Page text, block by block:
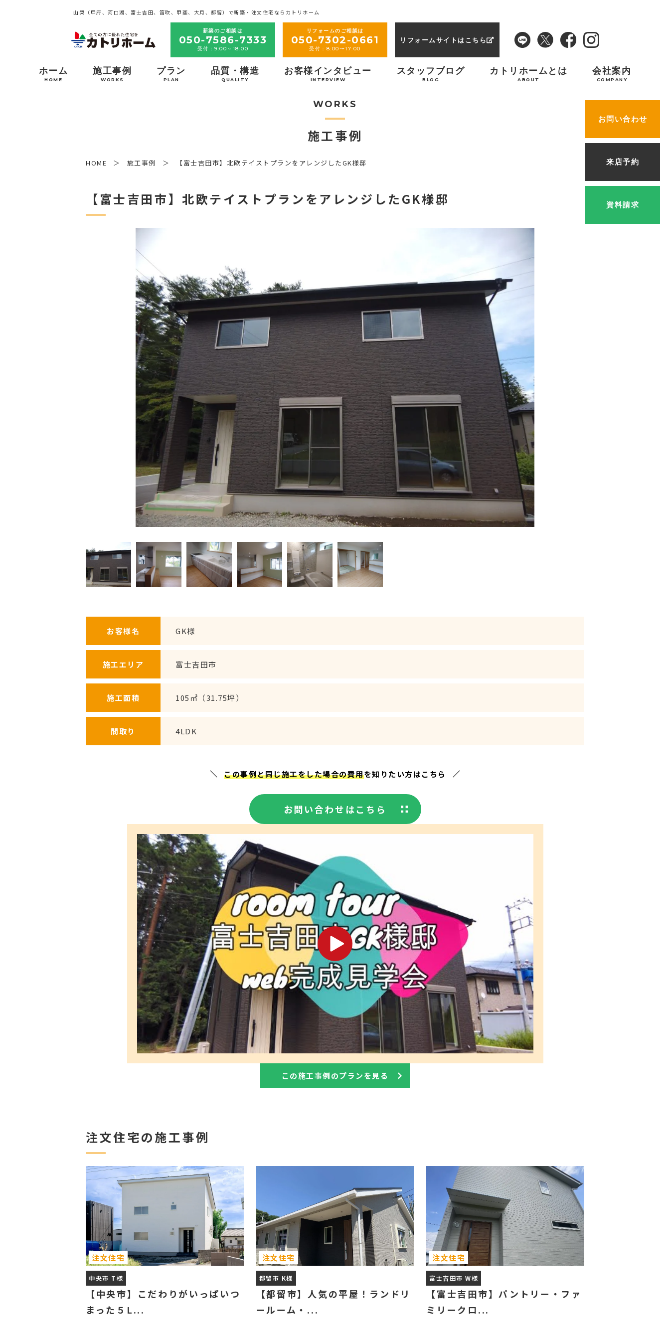
山梨（甲府、河口湖、富士吉田、笛吹、甲斐、大月、都留）で新築・注文住宅ならカトリホーム
新築のご相談は
050-7586-7333
受付：9:00～18:00
リフォームのご相談は
050-7302-0661
受付：8:00〜17:00
リフォームサイトはこちら
ホーム
HOME
施工事例
WORKS
プラン
PLAN
品質・構造
QUALITY
お客様インタビュー
INTERVIEW
スタッフブログ
BLOG
カトリホームとは
ABOUT
会社案内
COMPANY
お問い合わせ
来店予約
資料請求
WORKS
施工事例
HOME 施工事例 【富士吉田市】北欧テイストプランをアレンジしたGK様邸
【富士吉田市】北欧テイストプランをアレンジしたGK様邸
お客様名 GK様
施工エリア 富士吉田市
施工面積 105㎡（31.75坪）
間取り 4LDK
この事例と同じ施工をした場合の費用を知りたい方はこちら
お問い合わせはこちら
この施工事例のプランを見る
注文住宅の施工事例
中央市 T様
【中央市】こだわりがいっぱいつ
まった５L...
注文住宅
都留市 K様
【都留市】人気の平屋！ランドリ
ールーム・...
注文住宅
富士吉田市 W様
【富士吉田市】パントリー・ファ
ミリークロ...
注文住宅